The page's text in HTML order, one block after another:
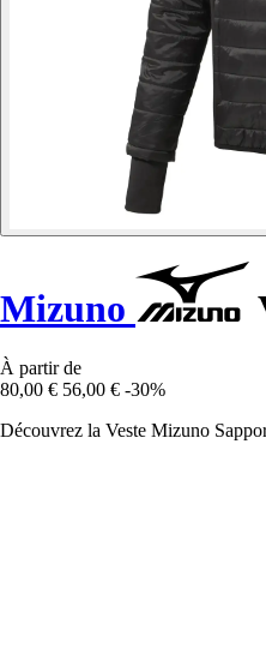
Mizuno
À partir de
80,00 € 56,00 € -30%
Découvrez la Veste Mizuno